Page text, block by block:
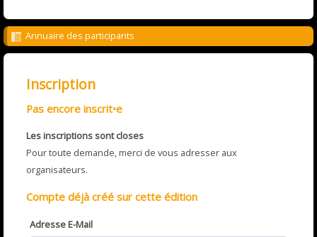
Annuaire des participants
Inscription
Pas encore inscrit•e
Les inscriptions sont closes
Pour toute demande, merci de vous adresser aux
organisateurs.
Compte déjà créé sur cette édition
Adresse E-Mail